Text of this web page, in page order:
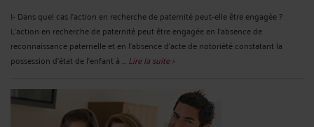
I- Dans quel cas l’action en recherche de paternité peut-elle être engagée ?
L’action en recherche de paternité peut être engagée en l’absence de
reconnaissance paternelle et en l’absence d’acte de notoriété constatant la
possession d’état de l’enfant à ... Lire la suite >